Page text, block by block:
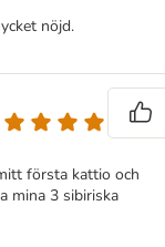
nöjd.
första kattio och
mina 3 sibiriska